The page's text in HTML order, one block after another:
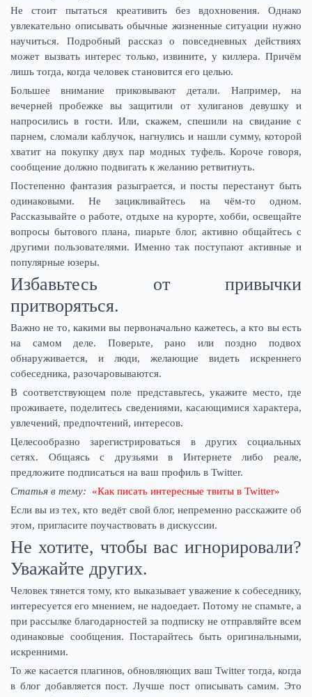
Не стоит пытаться креативить без вдохновения. Однако
увлекательно описывать обычные жизненные ситуации нужно
научиться. Подробный рассказ о повседневных действиях
может вызвать интерес только, извините, у киллера. Причём
лишь тогда, когда человек становится его целью.
Большее внимание приковывают детали. Например, на
вечерней пробежке вы защитили от хулиганов девушку и
напросились в гости. Или, скажем, спешили на свидание с
парнем, сломали каблучок, нагнулись и нашли сумму, которой
хватит на покупку двух пар модных туфель. Короче говоря,
сообщение должно подвигать к желанию ретвитнуть.
Постепенно фантазия разыграется, и посты перестанут быть
одинаковыми. Не зацикливайтесь на чём-то одном.
Рассказывайте о работе, отдыхе на курорте, хобби, освещайте
вопросы бытового плана, пиарьте блог, активно общайтесь с
другими пользователями. Именно так поступают активные и
популярные юзеры.
Избавьтесь от привычки
притворяться.
Важно не то, какими вы первоначально кажетесь, а кто вы есть
на самом деле. Поверьте, рано или поздно подвох
обнаруживается, и люди, желающие видеть искреннего
собеседника, разочаровываются.
В соответствующем поле представьтесь, укажите место, где
проживаете, поделитесь сведениями, касающимися характера,
увлечений, предпочтений, интересов.
Целесообразно зарегистрироваться в других социальных
сетях. Общаясь с друзьями в Интернете либо реале,
предложите подписаться на ваш профиль в Twitter.
Статья в тему:
«Как писать интересные твиты в Twitter»
Если вы из тех, кто ведёт свой блог, непременно расскажите об
этом, пригласите поучаствовать в дискуссии.
Не хотите, чтобы вас игнорировали?
Уважайте других.
Человек тянется тому, кто выказывает уважение к собеседнику,
интересуется его мнением, не надоедает. Потому не спамьте, а
при рассылке благодарностей за подписку не отправляйте всем
одинаковые сообщения. Постарайтесь быть оригинальными,
искренними.
То же касается плагинов, обновляющих ваш Twitter тогда, когда
в блог добавляется пост. Лучше пост описывать самим. Это